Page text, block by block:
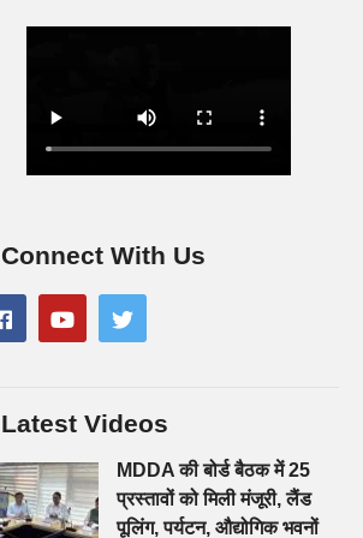
Connect With Us
Latest Videos
MDDA की बोर्ड बैठक में 25
प्रस्तावों को मिली मंजूरी, लैंड
पूलिंग, पर्यटन, औद्योगिक भवनों